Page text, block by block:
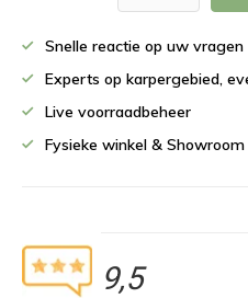
Snelle reactie op uw vragen
Experts op karpergebied,
Live voorraadbeheer
Fysieke winkel &
9,5